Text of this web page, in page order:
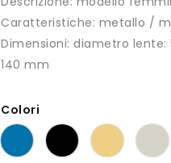
Caratteristiche: metallo /
Dimensioni: diametro lente:
140 mm
Colori